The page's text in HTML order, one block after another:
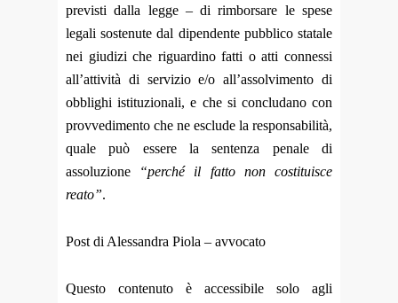
previsti dalla legge – di rimborsare le spese
legali sostenute dal dipendente pubblico statale
nei giudizi che riguardino fatti o atti connessi
all’attività di servizio e/o all’assolvimento di
obblighi istituzionali, e che si concludano con
provvedimento che ne esclude la responsabilità,
quale può essere la sentenza penale di
assoluzione
“perché il fatto non costituisce
reato”.
Post di Alessandra Piola – avvocato
Questo contenuto è accessibile solo agli